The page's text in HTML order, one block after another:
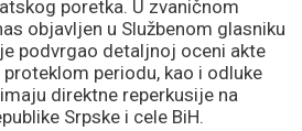
poretka. U zvaničnom
objavljen u Službenom glasniku
podvrgao detaljnoj oceni akte
periodu, kao i odluke
direktne reperkusije na
Srpske i cele BiH.